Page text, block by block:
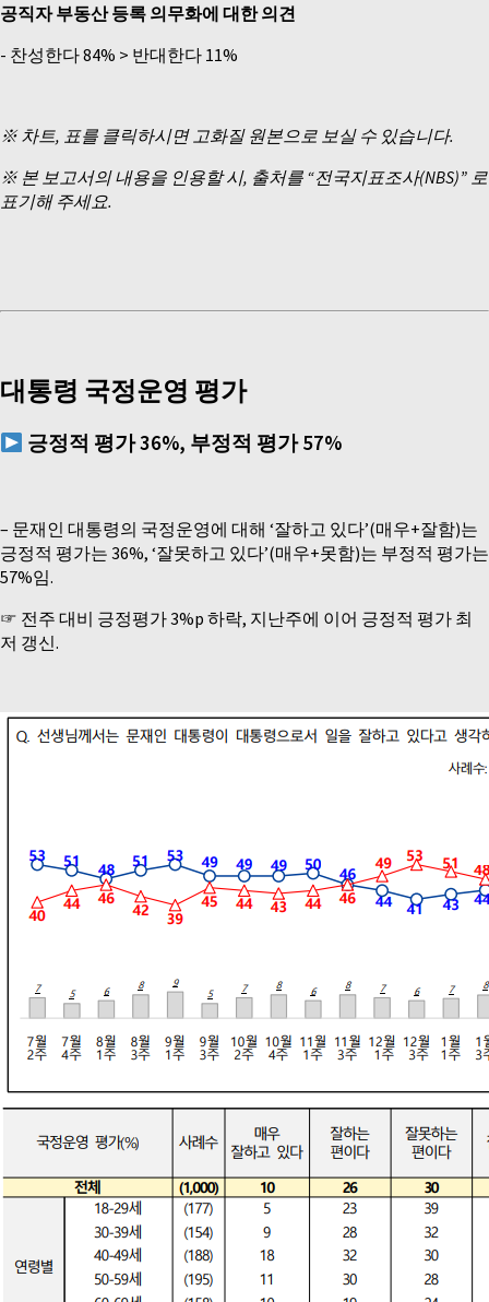
공직자 부동산 등록 의무화에 대한 의견
-­ 찬성한다 84% > 반대한다 11%
※ 차트, 표를 클릭하시면 고화질 원본으로 보실 수 있습니다.
※ 본 보고서의 내용을 인용할 시, 출처를 “전국지표조사(NBS)” 로
표기해 주세요.
대통령 국정운영 평가
긍정적 평가 36%, 부정적 평가 57%
– 문재인 대통령의 국정운영에 대해 ‘잘하고 있다’(매우+잘함)는
긍정적 평가는 36%, ‘잘못하고 있다’(매우+못함)는 부정적 평가는
57%임.
☞ 전주 대비 긍정평가 3%p 하락, 지난주에 이어 긍정적 평가 최
저 갱신.